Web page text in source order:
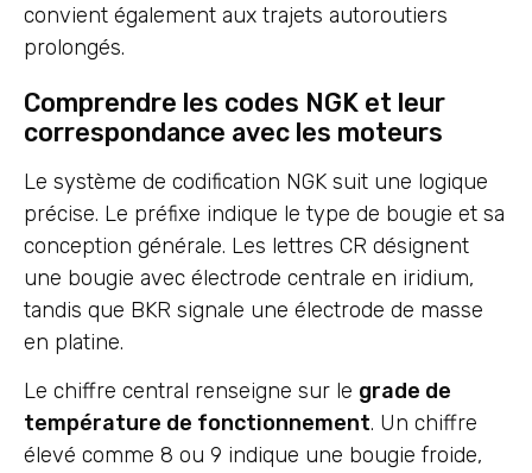
convient également aux trajets autoroutiers
prolongés.
Comprendre les codes NGK et leur
correspondance avec les moteurs
Le système de codification NGK suit une logique
précise. Le préfixe indique le type de bougie et sa
conception générale. Les lettres CR désignent
une bougie avec électrode centrale en iridium,
tandis que BKR signale une électrode de masse
en platine.
Le chiffre central renseigne sur le grade de
température de fonctionnement. Un chiffre
élevé comme 8 ou 9 indique une bougie froide,